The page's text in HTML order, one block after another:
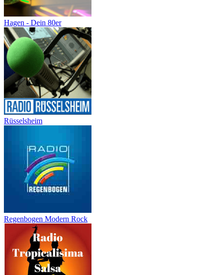
Hagen - Dein 80er
Rüsselsheim
Regenbogen Modern Rock